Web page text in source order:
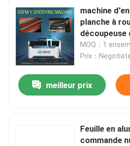
machine
planche à
découpeuse
commande
ordinateur
MOQ：1
Prix：
meilleur prix
Feuille en
commande